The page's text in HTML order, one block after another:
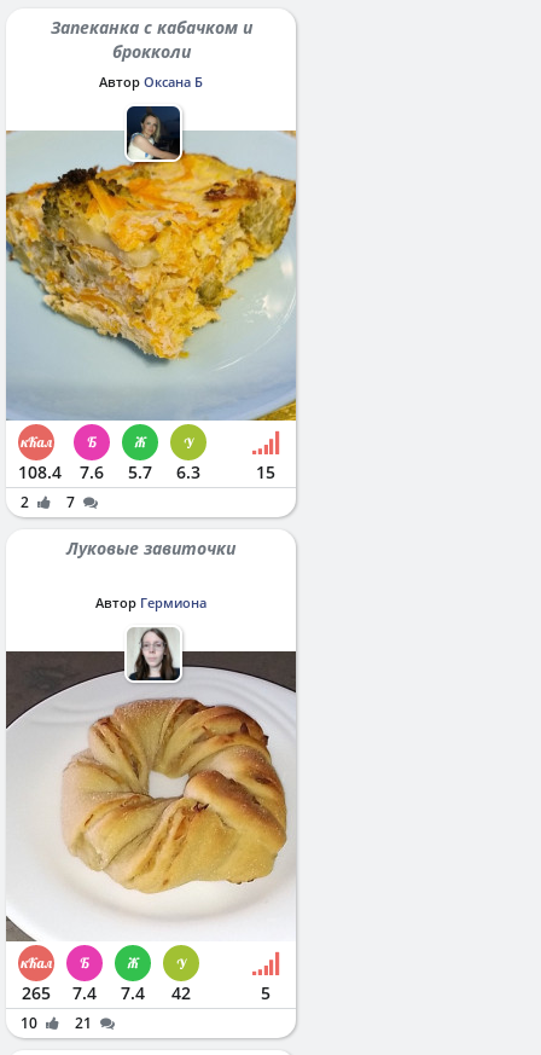
Запеканка с кабачком и
брокколи
Автор Оксана Б
108.4 7.6 5.7 6.3 15
2 7
Луковые завиточки
Автор Гермиона
265 7.4 7.4 42 5
10 21